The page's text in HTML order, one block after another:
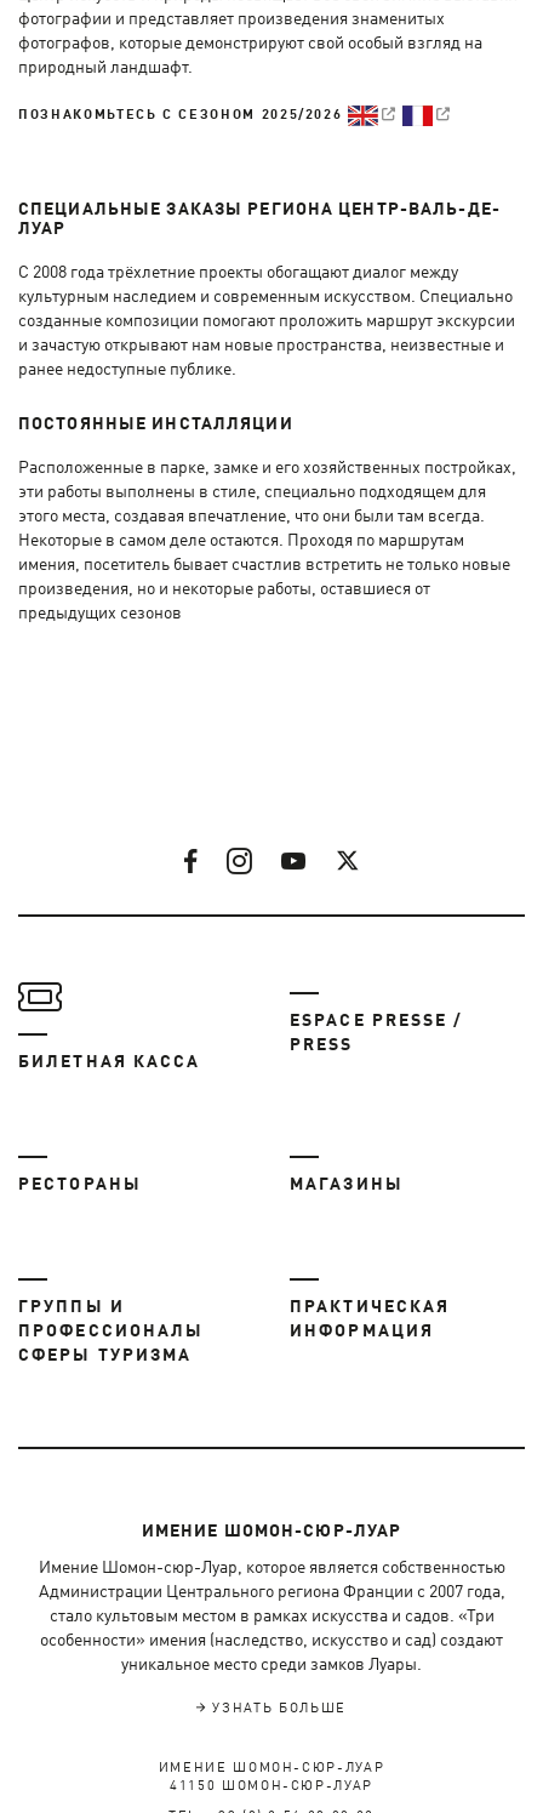
фотографии и представляет произведения знаменитых
фотографов, которые демонстрируют свой особый взгляд на
природный ландшафт.
ПОЗНАКОМЬТЕСЬ С СЕЗОНОМ 2025/2026
СПЕЦИАЛЬНЫЕ ЗАКАЗЫ РЕГИОНА ЦЕНТР-ВАЛЬ-ДЕ-
ЛУАР
С 2008 года трёхлетние проекты обогащают диалог между
культурным наследием и современным искусством. Специально
созданные композиции помогают проложить маршрут экскурсии
и зачастую открывают нам новые пространства, неизвестные и
ранее недоступные публике.
ПОСТОЯННЫЕ ИНСТАЛЛЯЦИИ
Расположенные в парке, замке и его хозяйственных постройках,
эти работы выполнены в стиле, специально подходящем для
этого места, создавая впечатление, что они были там всегда.
Некоторые в самом деле остаются. Проходя по маршрутам
имения, посетитель бывает счастлив встретить не только новые
произведения, но и некоторые работы, оставшиеся от
предыдущих сезонов
БИЛЕТНАЯ КАССА
ESPACE PRESSE /
PRESS
РЕСТОРАНЫ МАГАЗИНЫ
ГРУППЫ И
ПРОФЕССИОНАЛЫ
СФЕРЫ ТУРИЗМА
ПРАКТИЧЕСКАЯ
ИНФОРМАЦИЯ
ИМЕНИЕ ШОМОН-СЮР-ЛУАР
Имение Шомон-сюр-Луар, которое является собственностью
Администрации Центрального региона Франции с 2007 года,
стало культовым местом в рамках искусства и садов. «Три
особенности» имения (наследство, искусство и сад) создают
уникальное место среди замков Луары.
УЗНАТЬ БОЛЬШЕ
ИМЕНИЕ ШОМОН-СЮР-ЛУАР
41150 ШОМОН-СЮР-ЛУАР